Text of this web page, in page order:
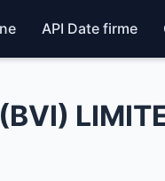
API Date firme